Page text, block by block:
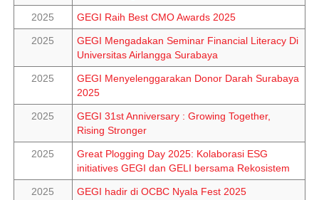
2025 GEGI Raih Best CMO Awards 2025
2025
GEGI Mengadakan Seminar Financial Literacy Di
Universitas Airlangga Surabaya
2025
GEGI Menyelenggarakan Donor Darah Surabaya
2025
2025
GEGI 31st Anniversary : Growing Together,
Rising Stronger
2025
Great Plogging Day 2025: Kolaborasi ESG
initiatives GEGI dan GELI bersama Rekosistem
2025 GEGI hadir di OCBC Nyala Fest 2025